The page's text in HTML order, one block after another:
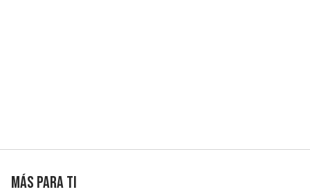
Más para ti